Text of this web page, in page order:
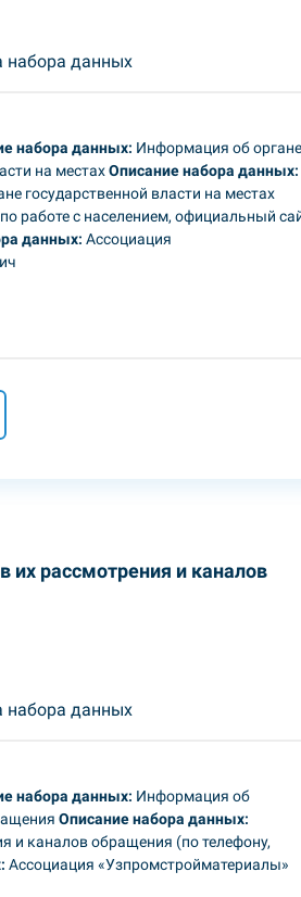
набора данных
набора данных: Информация об органе
на местахОписание набора данных:
государственной власти на местах
работе с населением, официальный
данных: Ассоциация
их рассмотрения и каналов
набора данных
набора данных: Информация об
Описание набора данных:
и каналов обращения (по телефону,
Ассоциация «Узпромстройматериалы»